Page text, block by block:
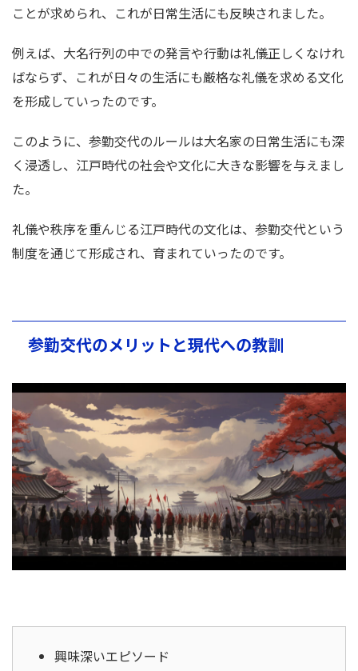
ことが求められ、これが日常生活にも反映されました。
例えば、大名行列の中での発言や行動は礼儀正しくなけれ
ばならず、これが日々の生活にも厳格な礼儀を求める文化
を形成していったのです。
このように、参勤交代のルールは大名家の日常生活にも深
く浸透し、江戸時代の社会や文化に大きな影響を与えまし
た。
礼儀や秩序を重んじる江戸時代の文化は、参勤交代という
制度を通じて形成され、育まれていったのです。
参勤交代のメリットと現代への教訓
興味深いエピソード